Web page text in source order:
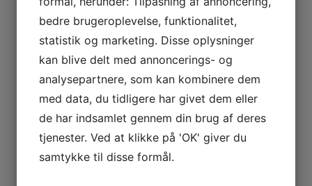
nejrupvej 3
7620
+ Google Maps
Se Sted hjemmeside
Bowls Puslinge gymnastik 4 – 6 år
bedre brugeroplevelse, funktionalitet,
statistik og marketing. Disse oplysninger
kan blive delt med annoncerings- og
analysepartnere, som kan kombinere dem
med data, du tidligere har givet dem eller
de har indsamlet gennem din brug af deres
tjenester. Ved at klikke på 'OK' giver du
samtykke til disse formål.